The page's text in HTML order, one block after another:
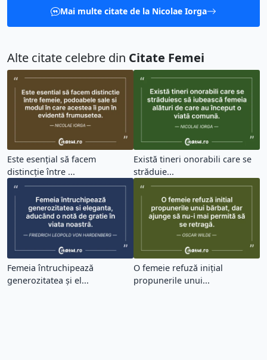
Mai multe citate de la Nicolae Iorga
Alte citate celebre din Citate Femei
Este esențial să facem
distincție între ...
Există tineri onorabili care se
străduie...
Femeia întruchipează
generozitatea și el...
O femeie refuză inițial
propunerile unui...